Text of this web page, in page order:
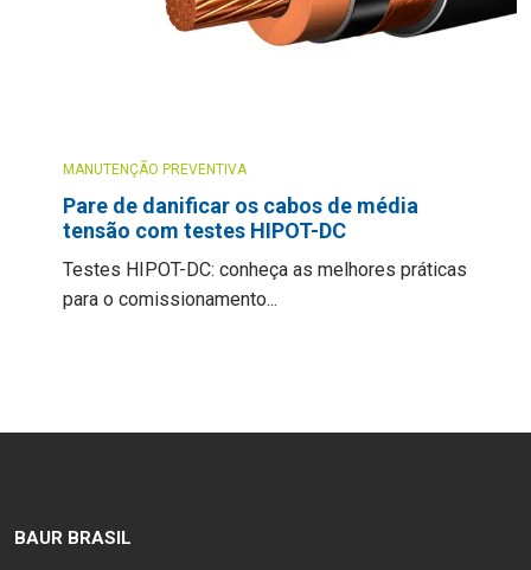
MANUTENÇÃO PREVENTIVA
Pare de danificar os cabos de média
tensão com testes HIPOT-DC
Testes HIPOT-DC: conheça as melhores práticas
para o comissionamento...
BAUR BRASIL